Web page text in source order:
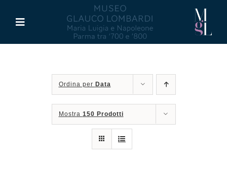
contenuto
Toggle
Maria Luigia d’Asburgo
Ordina per Data
Mostra 150 Prodotti